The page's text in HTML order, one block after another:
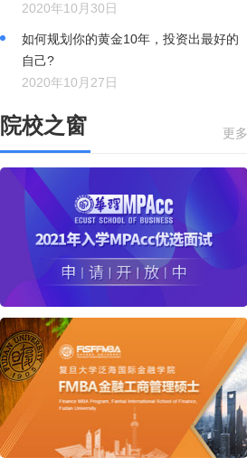
2020年10月30日
如何规划你的黄金10年，投资出最好的
自己?
2020年10月27日
院校之窗 更多